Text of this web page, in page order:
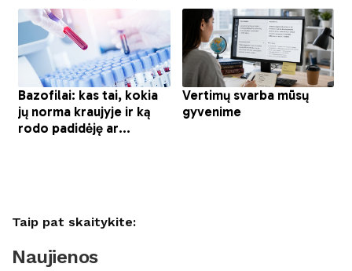
Taip pat skaitykite:
Naujienos